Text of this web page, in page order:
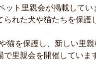
ット里親会が掲載してい
られた犬や猫たちを保護
猫を保護し、新しい里
里親会を開催していま